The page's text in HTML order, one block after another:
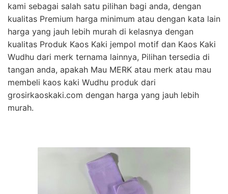
kami sebagai salah satu pilihan bagi anda, dengan
kualitas Premium harga minimum atau dengan kata lain
harga yang jauh lebih murah di kelasnya dengan
kualitas Produk Kaos Kaki jempol motif dan Kaos Kaki
Wudhu dari merk ternama lainnya, Pilihan tersedia di
tangan anda, apakah Mau MERK atau merk atau mau
membeli kaos kaki Wudhu produk dari
grosirkaoskaki.com dengan harga yang jauh lebih
murah.